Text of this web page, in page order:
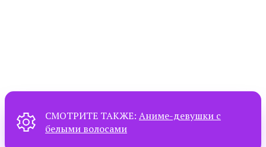
СМОТРИТЕ ТАКЖЕ: Аниме-девушки с
белыми волосами